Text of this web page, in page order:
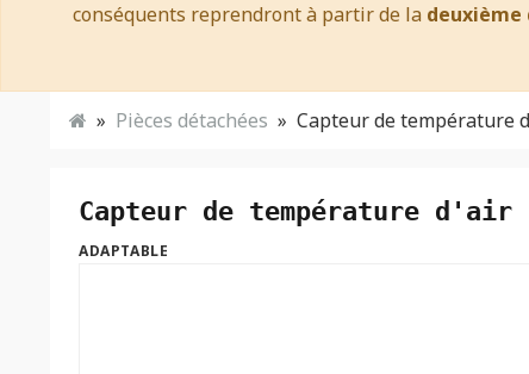
conséquents reprendront à partir de la deuxième
Pièces détachées Capteur de température
Capteur de température d'air
ADAPTABLE